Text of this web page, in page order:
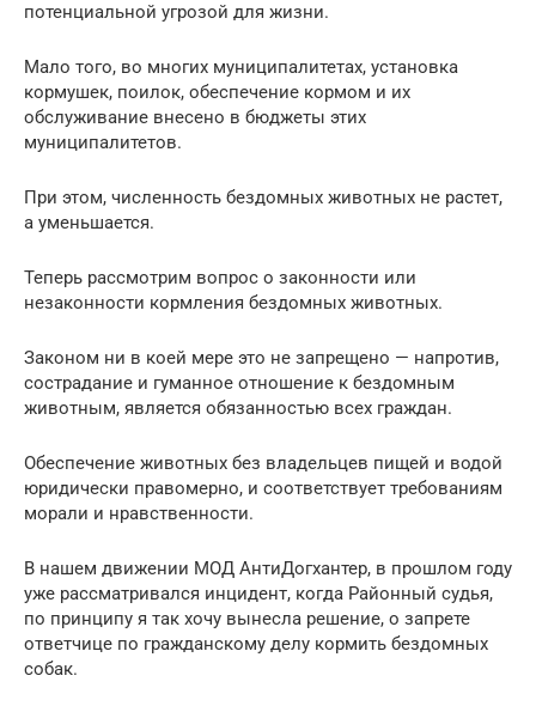
потенциальной угрозой для жизни.
Мало того, во многих муниципалитетах, установка
кормушек, поилок, обеспечение кормом и их
обслуживание внесено в бюджеты этих
муниципалитетов.
При этом, численность бездомных животных не растет,
а уменьшается.
Теперь рассмотрим вопрос о законности или
незаконности кормления бездомных животных.
Законом ни в коей мере это не запрещено — напротив,
сострадание и гуманное отношение к бездомным
животным, является обязанностью всех граждан.
Обеспечение животных без владельцев пищей и водой
юридически правомерно, и соответствует требованиям
морали и нравственности.
В нашем движении МОД АнтиДогхантер, в прошлом году
уже рассматривался инцидент, когда Районный судья,
по принципу я так хочу вынесла решение, о запрете
ответчице по гражданскому делу кормить бездомных
собак.